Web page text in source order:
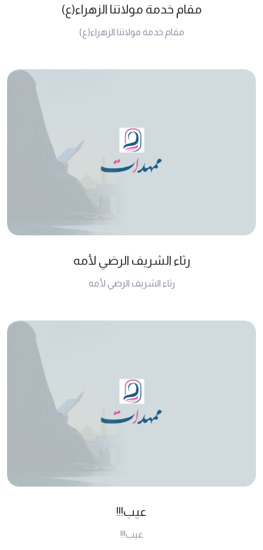
مقام خدمة مولاتنا الزهراء(ع)
مقام خدمة مولاتنا الزهراء(ع)
رثاء الشريف الرضي لأمه
رثاء الشريف الرضي لأمه
عيب!!!
عيب!!!